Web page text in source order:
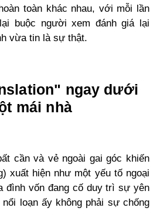
toàn khác nhau, với mỗi lần
buộc người xem đánh giá lại
vừa tin là sự thật.
ngay dưới
mái nhà
cần và vẻ ngoài gai góc khiến
xuất hiện như một yếu tố ngoại
đình vốn đang cố duy trì sự yên
loạn ấy không phải sự chống